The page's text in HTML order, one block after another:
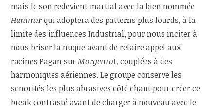
mais le son redevient martial avec la bien nommée
Hammerqui adoptera des patterns plus lourds, à la
limite des influences Industrial, pour nous inciter à
nous briser la nuque avant de refaire appel aux
racines Pagan surMorgenrot, couplées à des
harmoniques aériennes. Le groupe conserve les
sonorités les plus abrasives côté chant pour créer ce
break contrasté avant de charger à nouveau avec le